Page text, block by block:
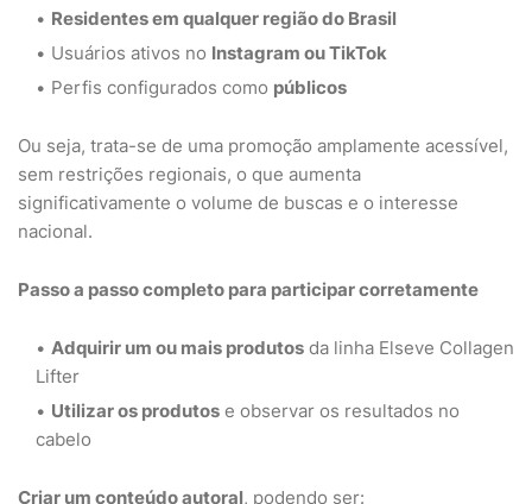
Residentes em qualquer região do Brasil
Usuários ativos no Instagram ou TikTok
Perfis configurados como públicos
Ou seja, trata-se de uma promoção amplamente acessível,
sem restrições regionais, o que aumenta
significativamente o volume de buscas e o interesse
nacional.
Passo a passo completo para participar corretamente
Adquirir um ou mais produtos da linha Elseve Collagen
Lifter
Utilizar os produtos e observar os resultados no
cabelo
Criar um conteúdo autoral, podendo ser: